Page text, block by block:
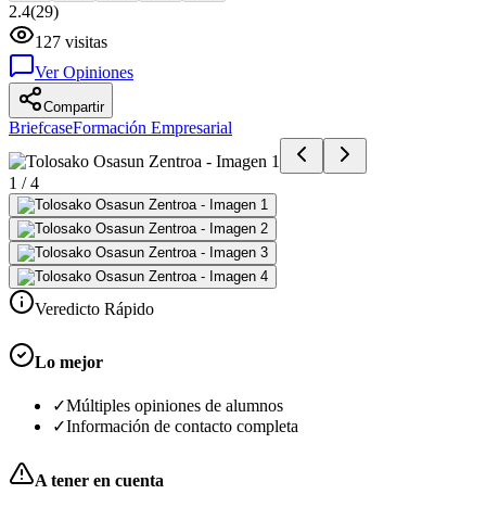
2.4(29)
127 visitas
Ver Opiniones
Compartir
BriefcaseFormación Empresarial
1 /4
Veredicto Rápido
Lo mejor
✓Múltiples opiniones de alumnos
✓Información de contacto completa
A tener en cuenta